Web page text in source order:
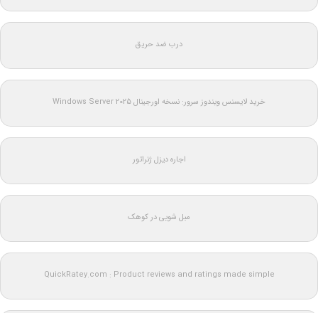
درب ضد حریق
خرید لایسنس ویندوز سرور: نسخه اورجینال Windows Server 2025
اجاره دیزل ژنراتور
مبل شویی در کوهک
QuickRatey.com : Product reviews and ratings made simple